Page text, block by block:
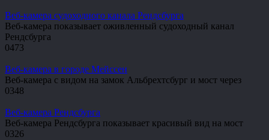
Веб-камера судоходного канала Рендсбурга
Веб-камера показывает оживленный судоходный канал
Рендсбурга
0473
Веб-камера в городе Мейссен
Веб-камера с видом на замок Альбрехтсбург и мост через
0348
Веб-камера Рендсбурга
Веб-камера Рендсбурга показывает красивый вид на мост
0326